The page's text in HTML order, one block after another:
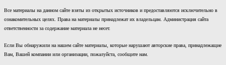
Все материалы на данном сайте взяты из открытых источников и предоставляются исключительно в
ознакомительных целях. Права на материалы принадлежат их владельцам. Администрация сайта
ответственности за содержание материала не несет.
Если Вы обнаружили на нашем сайте материалы, которые нарушают авторские права, принадлежащие
Вам, Вашей компании или организации, пожалуйста, сообщите нам.